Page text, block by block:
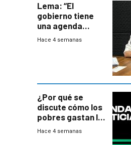
Lema: “El
gobierno tiene
una agenda
destructiva”
Hace 4 semanas
¿Por qué se
discute cómo los
pobres gastan la
plata?
Hace 4 semanas